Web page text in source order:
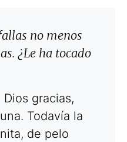
no menos
¿Le ha tocado
Dios gracias,
Todavía la
de pelo